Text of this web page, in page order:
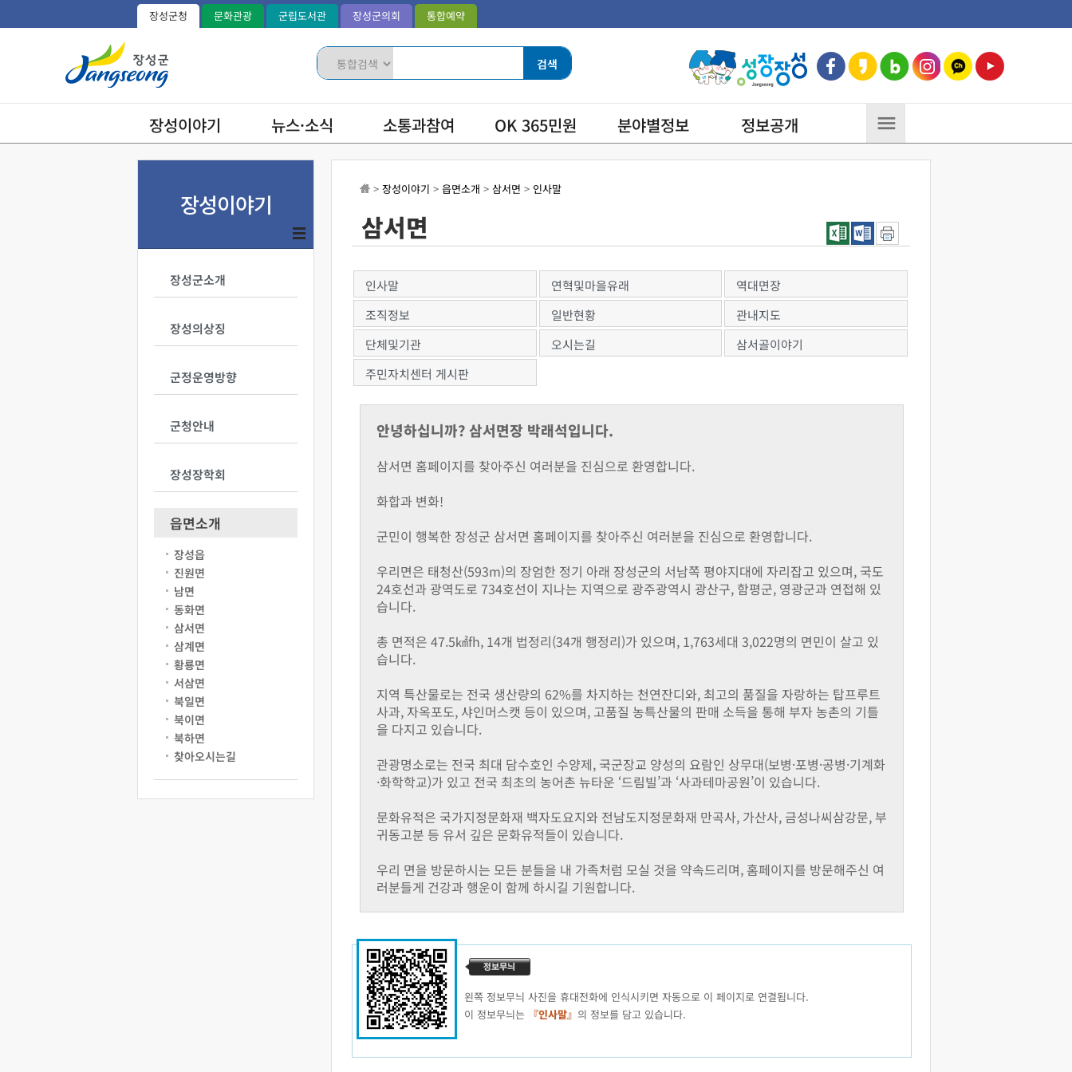
장성군청 문화관광 군립도서관 장성군의회 통합예약
장성이야기 뉴스·소식 소통과참여 OK 365민원 분야별정보 정보공개
장성이야기
장성군소개
장성의상징
군정운영방향
군청안내
장성장학회
읍면소개
장성읍
진원면
남면
동화면
삼서면
삼계면
황룡면
서삼면
북일면
북이면
북하면
찾아오시는길
> 장성이야기 > 읍면소개 > 삼서면 > 인사말
삼서면
인사말 연혁및마을유래
역대면장
조직정보
일반현황
관내지도
단체및기관
오시는길
삼서골이야기
주민자치센터 게시판
안녕하십니까? 삼서면장 박래석입니다.
삼서면 홈페이지를 찾아주신 여러분을 진심으로 환영합니다.
화합과 변화!
군민이 행복한 장성군 삼서면 홈페이지를 찾아주신 여러분을 진심으로 환영합니다.
우리면은 태청산(593m)의 장엄한 정기 아래 장성군의 서남쪽 평야지대에 자리잡고 있으며, 국도
24호선과 광역도로 734호선이 지나는 지역으로 광주광역시 광산구, 함평군, 영광군과 연접해 있
습니다.
총 면적은 47.5㎢fh, 14개 법정리(34개 행정리)가 있으며, 1,763세대 3,022명의 면민이 살고 있
습니다.
지역 특산물로는 전국 생산량의 62%를 차지하는 천연잔디와, 최고의 품질을 자랑하는 탑프루트
사과, 자옥포도, 샤인머스캣 등이 있으며, 고품질 농특산물의 판매 소득을 통해 부자 농촌의 기틀
을 다지고 있습니다.
관광명소로는 전국 최대 담수호인 수양제, 국군장교 양성의 요람인 상무대(보병·포병·공병·기계화
·화학학교)가 있고 전국 최초의 농어촌 뉴타운 ‘드림빌’과 ‘사과테마공원’이 있습니다.
문화유적은 국가지정문화재 백자도요지와 전남도지정문화재 만곡사, 가산사, 금성나씨삼강문, 부
귀동고분 등 유서 깊은 문화유적들이 있습니다.
우리 면을 방문하시는 모든 분들을 내 가족처럼 모실 것을 약속드리며, 홈페이지를 방문해주신 여
러분들게 건강과 행운이 함께 하시길 기원합니다.
왼쪽 정보무늬 사진을 휴대전화에 인식시키면 자동으로 이 페이지로 연결됩니다.
이 정보무늬는 『인사말』 의 정보를 담고 있습니다.